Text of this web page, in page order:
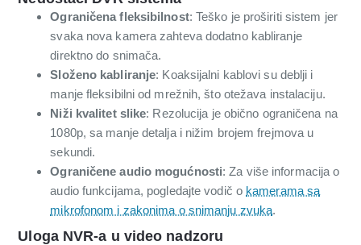
Ograničena fleksibilnost: Teško je proširiti sistem jer
svaka nova kamera zahteva dodatno kabliranje
direktno do snimača.
Složeno kabliranje: Koaksijalni kablovi su deblji i
manje fleksibilni od mrežnih, što otežava instalaciju.
Niži kvalitet slike: Rezolucija je obično ograničena na
1080p, sa manje detalja i nižim brojem frejmova u
sekundi.
Ograničene audio mogućnosti: Za više informacija o
audio funkcijama, pogledajte vodič o kamerama sa
mikrofonom i zakonima o snimanju zvuka.
Uloga NVR-a u video nadzoru